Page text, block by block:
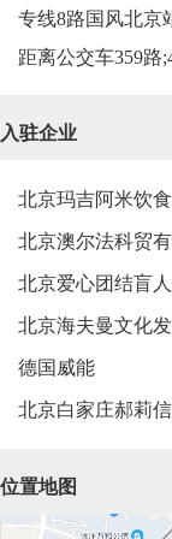
专线8路国风北京
距离公交车359路
入驻企业
北京玛吉阿米饮
北京澳尔法科贸
北京爱心团结盲
北京海夫曼文化
德国威能
北京白家庄郝莉
位置地图